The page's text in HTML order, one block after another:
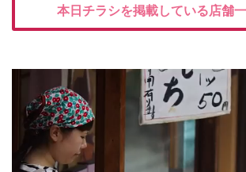
本日チラシを掲載している店舗